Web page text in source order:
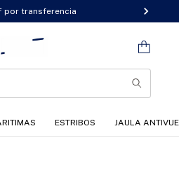
por transferencia
ESTRIBOS JAULA